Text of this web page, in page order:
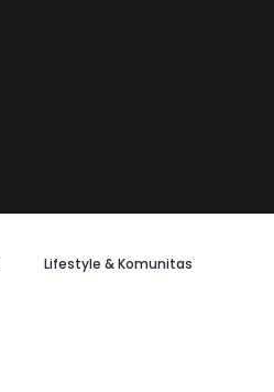
Lifestyle & Komunitas